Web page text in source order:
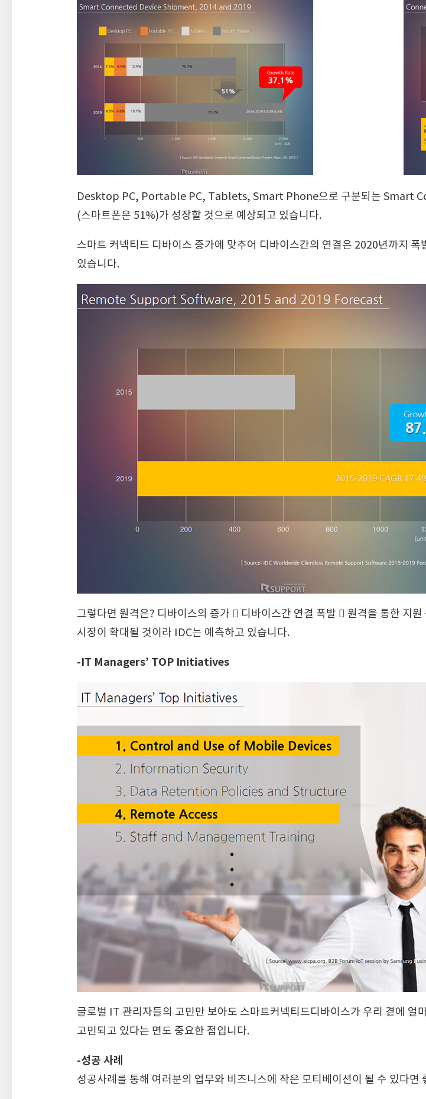
Desktop PC, Portable PC, Tablets, Smart Phone으로 구분되는 Smart
(스마트폰은 51%)가 성장할 것으로 예상되고 있습니다.
스마트 커넥티드 디바이스 증가에 맞추어 디바이스간의 연결은 2020년까지
있습니다.
그렇다면 원격은? 디바이스의 증가  디바이스간 연결 폭발  원격을 통한
시장이 확대될 것이라 IDC는 예측하고 있습니다.
-IT Managers’ TOP Initiatives
글로벌 IT 관리자들의 고민만 보아도 스마트커넥티드디바이스가 우리 곁에
고민되고 있다는 면도 중요한 점입니다.
-성공 사례
성공사례를 통해 여러분의 업무와 비즈니스에 작은 모티베이션이 될 수 있다면